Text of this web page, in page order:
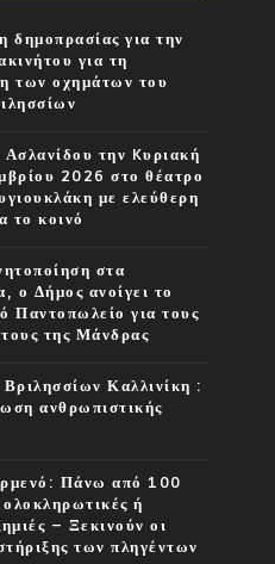
δημοπρασίας για την
για τη
των οχημάτων του
την Kυριακή
2026 στο θέατρο
με ελεύθερη
το κοινό
στα
ο Δήμος ανοίγει το
Παντοπωλείο για τους
της Μάνδρας
Καλλινίκη :
ανθρωπιστικής
Πάνω από 100
ολοκληρωτικές ή
– Ξεκινούν οι
των πληγέντων